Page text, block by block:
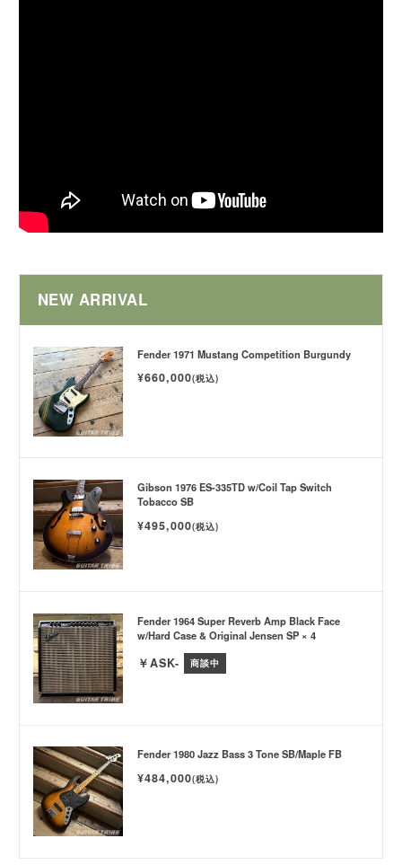
NEW ARRIVAL
Fender 1971 Mustang Competition Burgundy
¥660,000(税込)
Gibson 1976 ES-335TD w/Coil Tap Switch
Tobacco SB
¥495,000(税込)
Fender 1964 Super Reverb Amp Black Face
w/Hard Case & Original Jensen SP × 4
￥ASK- 商談中
Fender 1980 Jazz Bass 3 Tone SB/Maple FB
¥484,000(税込)